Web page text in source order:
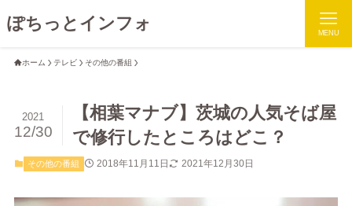
ぽちっとインフォ MENU
ホーム テレビ その他の番組
【相葉マナブ】茨城の人気そば屋
で修行したところはどこ？
2021
12/30
その他の番組 2018年11月11日 2021年12月30日